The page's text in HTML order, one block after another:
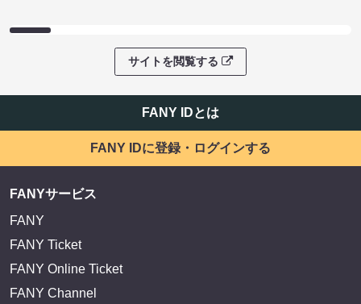
サイトを閲覧する
FANY IDとは
FANY IDに登録・ログインする
FANYサービス
FANY
FANY Ticket
FANY Online Ticket
FANY Channel